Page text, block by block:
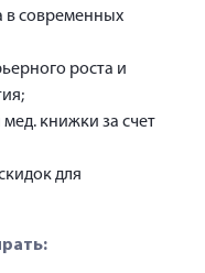
в современных
роста и
книжки за счет
для